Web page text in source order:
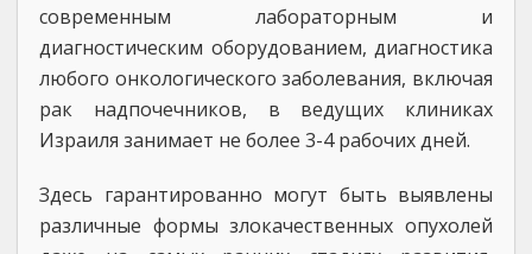
современным лабораторным и
диагностическим оборудованием, диагностика
любого онкологического заболевания, включая
рак надпочечников, в ведущих клиниках
Израиля занимает не более 3-4 рабочих дней.
Здесь гарантированно могут быть выявлены
различные формы злокачественных опухолей